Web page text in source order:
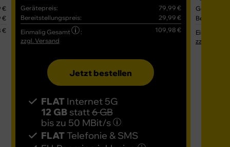
€
€
€
Gerätepreis:
79,99 €
Bereitstellungspreis:
29,99 €
Einmalig Gesamt
:
109,98 €
zzgl. Versand
Jetzt bestellen
FLATInternet 5G
12 GB statt6 GB
bis zu 50 MBit/s
FLATTelefonie & SMS
Einmalig
zzgl.